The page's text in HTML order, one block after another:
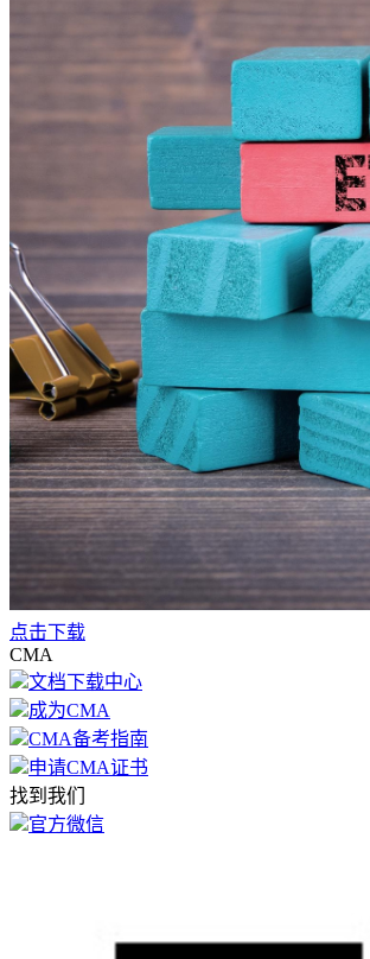
点击下载
CMA
文档下载中心
成为CMA
CMA备考指南
申请CMA证书
找到我们
官方微信